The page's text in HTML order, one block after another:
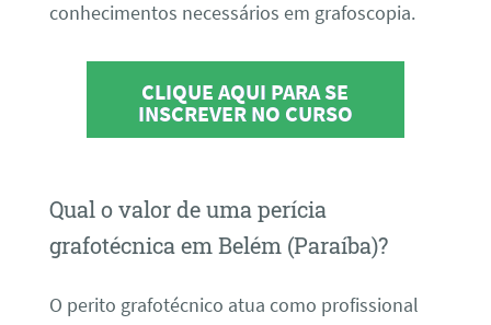
conhecimentos necessários em grafoscopia.
CLIQUE AQUI PARA SE
INSCREVER NO CURSO
Qual o valor de uma perícia
grafotécnica em Belém (Paraíba)?
O perito grafotécnico atua como profissional